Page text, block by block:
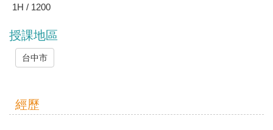
1H / 1200
授課地區
台中市
經歷